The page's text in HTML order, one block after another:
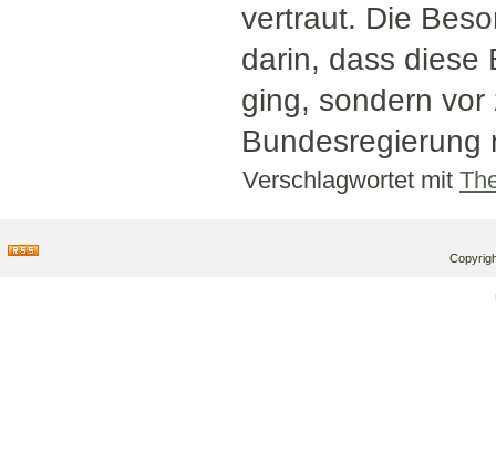
vertraut. Die
darin, dass diese
ging, sondern
Bundesregierung
Verschlagwortet mit